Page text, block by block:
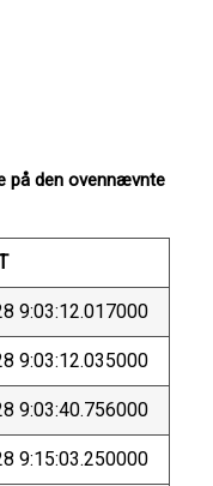
på den ovennævnte
9:03:12.017000
9:03:12.035000
9:03:40.756000
9:15:03.250000